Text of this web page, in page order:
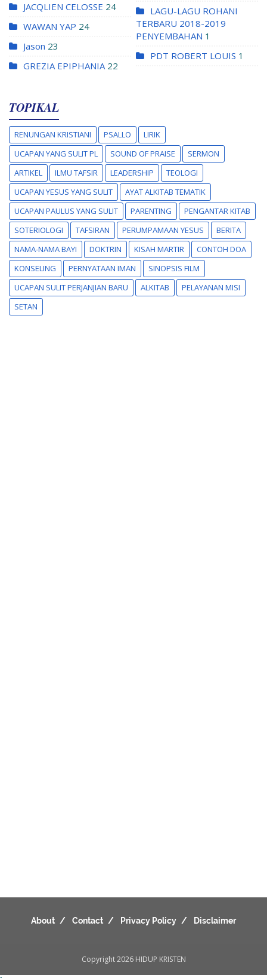
JACQLIEN CELOSSE 24
WAWAN YAP 24
Jason 23
GREZIA EPIPHANIA 22
LAGU-LAGU ROHANI
TERBARU 2018-2019
PENYEMBAHAN 1
PDT ROBERT LOUIS 1
TOPIKAL
RENUNGAN KRISTIANI PSALLO
LIRIK
UCAPAN YANG SULIT PL
SOUND OF PRAISE
SERMON
ARTIKEL
ILMU TAFSIR LEADERSHIP
TEOLOGI
UCAPAN YESUS YANG SULIT
AYAT ALKITAB TEMATIK
UCAPAN PAULUS YANG SULIT
PARENTING
PENGANTAR KITAB
SOTERIOLOGI
TAFSIRAN PERUMPAMAAN YESUS
BERITA
NAMA-NAMA BAYI
DOKTRIN KISAH MARTIR
CONTOH DOA
KONSELING
PERNYATAAN IMAN
SINOPSIS FILM
UCAPAN SULIT PERJANJIAN BARU
ALKITAB
PELAYANAN MISI
SETAN
About Contact Privacy Policy Disclaimer
Copyright 2026 HIDUP KRISTEN